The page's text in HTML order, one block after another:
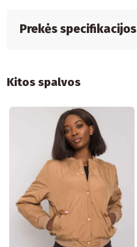
Prekės specifikacijos
Kitos spalvos